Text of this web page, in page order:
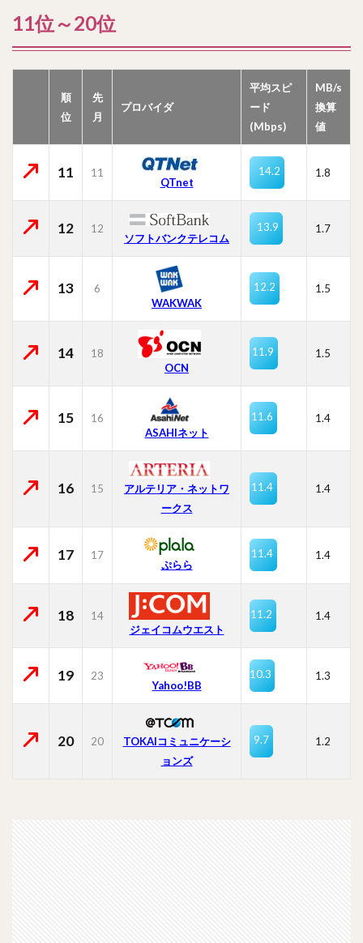
11位～20位
順
位
先
月
プロバイダ
平均スピ
ード
(Mbps)
MB/s
換算
値
11 11
QTnet
14.2 1.8
12 12
ソフトバンクテレコム
13.9 1.7
13
6
WAKWAK
12.2 1.5
14
18
OCN
11.9 1.5
15
16
ASAHIネット
11.6 1.4
16 15
アルテリア・ネットワ
ークス
11.4 1.4
17 17
ぷらら
11.4 1.4
18
14
ジェイコムウエスト
11.2 1.4
19 23
Yahoo!BB
10.3 1.3
20 20
TOKAIコミュニケーシ
ョンズ
9.7 1.2